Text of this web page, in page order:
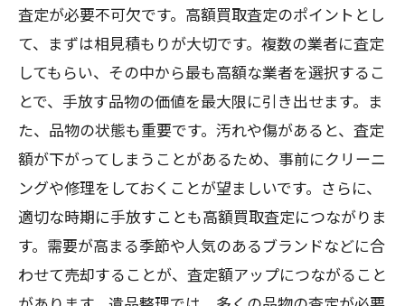
査定が必要不可欠です。高額買取査定のポイントとし
て、まずは相見積もりが大切です。複数の業者に査定
してもらい、その中から最も高額な業者を選択するこ
とで、手放す品物の価値を最大限に引き出せます。ま
た、品物の状態も重要です。汚れや傷があると、査定
額が下がってしまうことがあるため、事前にクリーニ
ングや修理をしておくことが望ましいです。さらに、
適切な時期に手放すことも高額買取査定につながりま
す。需要が高まる季節や人気のあるブランドなどに合
わせて売却することが、査定額アップにつながること